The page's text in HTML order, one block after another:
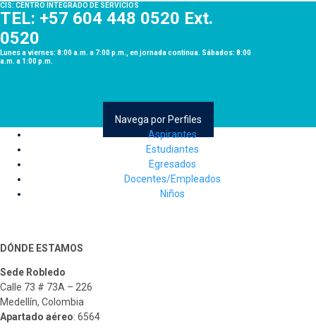
CIS: CENTRO INTEGRADO DE SERVICIOS
TEL: +57 604 448 0520 Ext.
0520
Lunes a viernes: 8:00 a.m. a 7:00 p.m., en jornada continua. Sábados: 8:00
a.m. a 1:00 p.m.
Navega por Perfiles
Aspirantes
Estudiantes
Egresados
Docentes/Empleados
Niños
DÓNDE ESTAMOS
Sede Robledo
Calle 73 # 73A – 226
Medellín, Colombia
Apartado aéreo: 6564